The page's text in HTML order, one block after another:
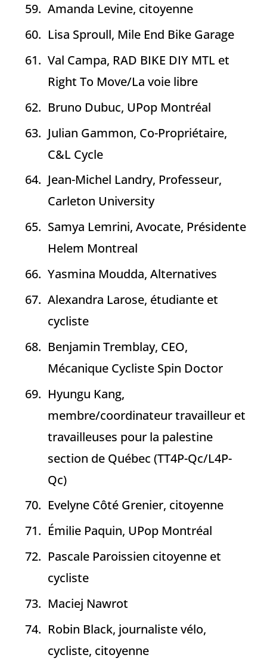
Amanda Levine, citoyenne
Lisa Sproull, Mile End Bike Garage
Val Campa, RAD BIKE DIY MTL et
Right To Move/La voie libre
Bruno Dubuc, UPop Montréal
Julian Gammon, Co-Propriétaire,
C&L Cycle
Jean-Michel Landry, Professeur,
Carleton University
Samya Lemrini, Avocate, Présidente
Helem Montreal
Yasmina Moudda, Alternatives
Alexandra Larose, étudiante et
cycliste
Benjamin Tremblay, CEO,
Mécanique Cycliste Spin Doctor
Hyungu Kang,
membre/coordinateur travailleur et
travailleuses pour la palestine
section de Québec (TT4P-Qc/L4P-
Qc)
Evelyne Côté Grenier, citoyenne
Émilie Paquin, UPop Montréal
Pascale Paroissien citoyenne et
cycliste
Maciej Nawrot
Robin Black, journaliste vélo,
cycliste, citoyenne